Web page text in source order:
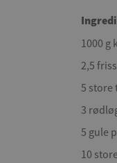
1000 g
2,5
5 store
3
5 gule
10